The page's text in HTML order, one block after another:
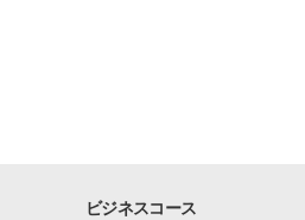
ビジネスコース